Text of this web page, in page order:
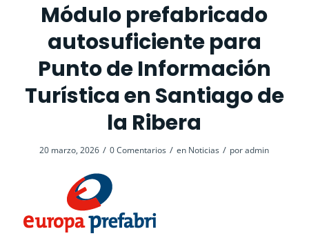
Módulo prefabricado
autosuficiente para
Punto de Información
Turística en Santiago de
la Ribera
20 marzo, 2026 / 0 Comentarios / en Noticias / poradmin